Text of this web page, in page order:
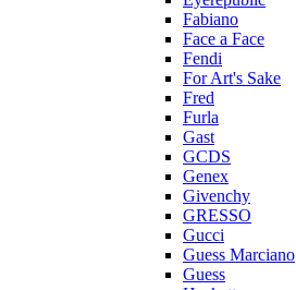
Fabiano
Face a Face
Fendi
For Art's Sake
Fred
Furla
Gast
GCDS
Genex
Givenchy
GRESSO
Gucci
Guess Marciano
Guess